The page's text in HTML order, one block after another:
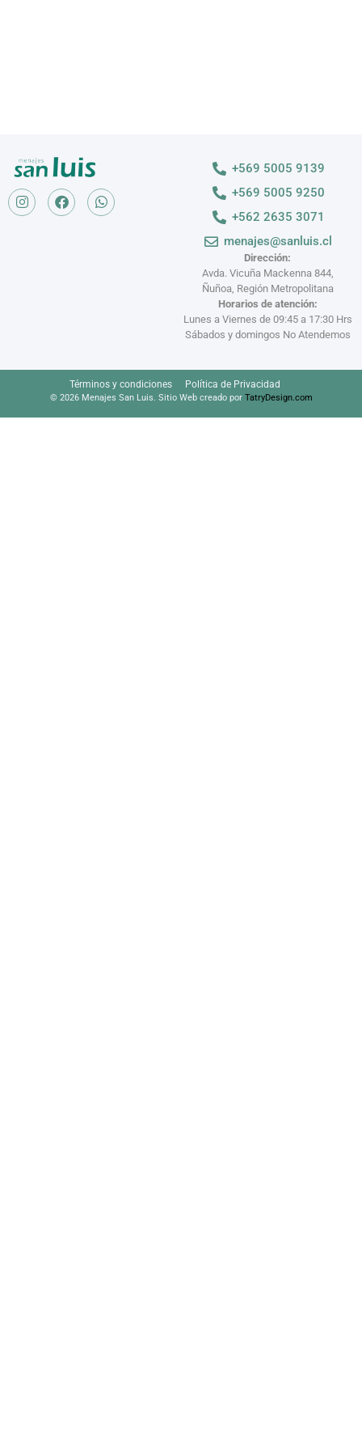
Dirección:
Avda. Vicuña Mackenna 844,
Ñuñoa, Región Metropolitana
Horarios de atención:
Lunes a Viernes de 09:45 a 17:30 Hrs
Sábados y domingos No Atendemos
+569 5005 9139
+569 5005 9250
+562 2635 3071
menajes@sanluis.cl
Términos y condiciones Política de Privacidad
© 2026 Menajes San Luis. Sitio Web creado por TatryDesign.com